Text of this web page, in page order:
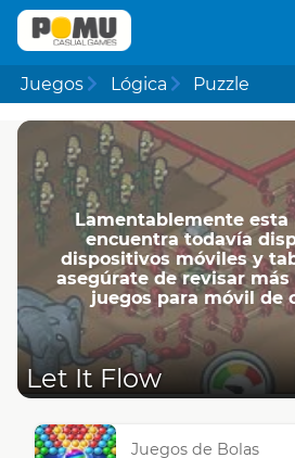
Juegos Lógica Puzzle
Lamentablemente esta
encuentra todavía
dispositivos móviles y
asegúrate de revisar
juegos para móvil de
Let It Flow
Juegos de Bolas